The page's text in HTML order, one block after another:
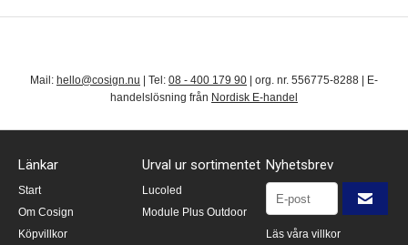
Mail: hello@cosign.nu | Tel: 08 - 400 179 90 | org. nr. 556775-8288 | E-
handelslösning från Nordisk E-handel
Länkar
Start
Om Cosign
Köpvillkor
Urval ur sortimentet
Lucoled
Module Plus Outdoor
Nyhetsbrev
Läs våra villkor